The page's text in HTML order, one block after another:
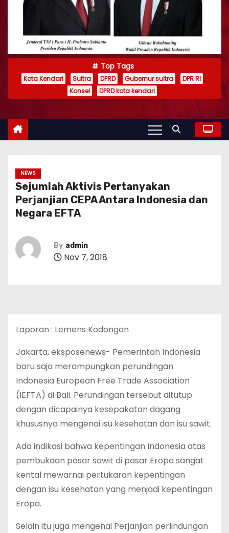
Top Tags
Kota Kendari Sultra DPRD Gubernur sultra
DPR RI
Konsel
DPRD kota kendari
NEWS
Sejumlah Aktivis Pertanyakan
Perjanjian CEPA Antara Indonesia dan
Negara EFTA
By admin
Nov 7, 2018
Laporan : Lemens Kodongan
Jakarta, eksposenews- Pemerintah Indonesia
baru saja merampungkan perundingan
Indonesia European Free Trade Association
(IEFTA) di Bali. Perundingan tersebut ditutup
dengan dicapainya kesepakatan dagang
khususnya mengenai isu kesehatan dan isu sawit.
Ada indikasi bahwa kepentingan Indonesia atas
pembukaan pasar sawit di pasar Eropa sangat
kental mewarnai pertukaran kepentingan
dengan isu kesehatan yang menjadi kepentingan
Eropa.
Selain itu juga mengenai Perjanjian perlindungan